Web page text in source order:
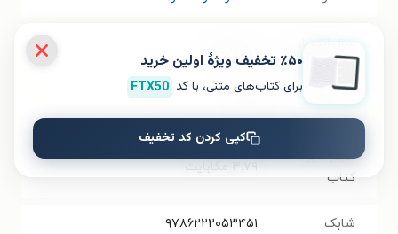
نسخه فیزیکی
۱۴۰۰/۰۱/۰۱
حجم فایل
کتاب
۳.۷۹ مگابایت
شابک ۹۷۸۶۲۲۲۰۵۳۴۵۱
٪۵۰ تخفیف ویژۀ اولین خرید
برای کتاب‌های متنی، با کد FTX50
کپی کردن کد تخفیف